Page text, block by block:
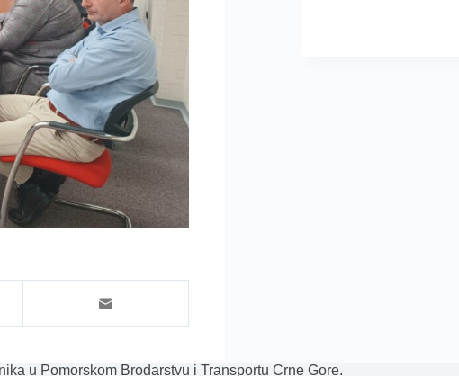
u Pomorskom Brodarstvu i Transportu Crne Gore.